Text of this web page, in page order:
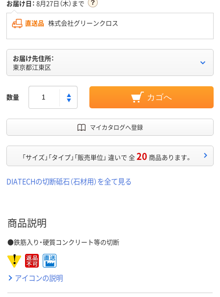
お届け日： 8月27日（木）まで
直送品 株式会社グリーンクロス
お届け先住所：
東京都江東区
数量 カゴへ
マイカタログへ登録
「サイズ」「タイプ」「販売単位」 違いで 全20 商品あります。
DIATECHの切断砥石（石材用）を全て見る
商品説明
●鉄筋入り・硬質コンクリート等の切断
アイコンの説明